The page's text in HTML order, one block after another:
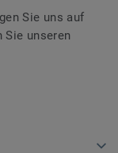
Sie uns auf
Sie unseren